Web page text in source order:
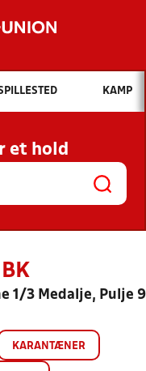
vil du søge efter?
OG NYHEDER
KLUBBER OG
KAMP
et hold
1/3 Medalje, Pulje 9
KARANTÆNER